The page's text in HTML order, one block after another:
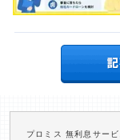
プロミス 無利息サー